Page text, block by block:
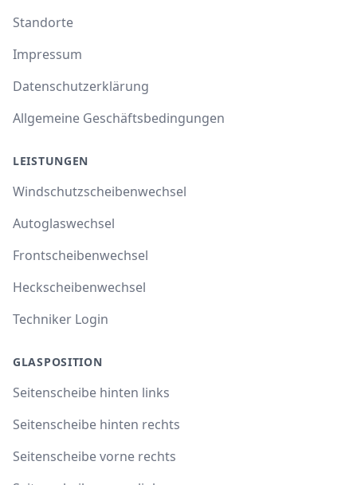
Standorte
Impressum
Datenschutzerklärung
Allgemeine Geschäftsbedingungen
LEISTUNGEN
Windschutzscheibenwechsel
Autoglaswechsel
Frontscheibenwechsel
Heckscheibenwechsel
Techniker Login
GLASPOSITION
Seitenscheibe hinten links
Seitenscheibe hinten rechts
Seitenscheibe vorne rechts